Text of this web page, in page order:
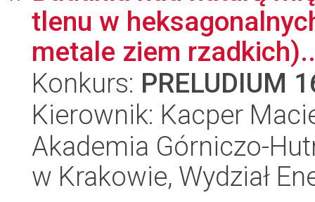
tlenu w
metale ziem
Konkurs: PRELUDIUM
Kierownik: Kacper
Akademia Górniczo-
w Krakowie, Wydział